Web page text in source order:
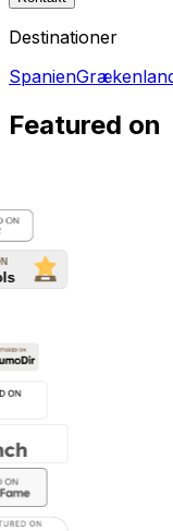
Destinationer
Spanien
Featured on